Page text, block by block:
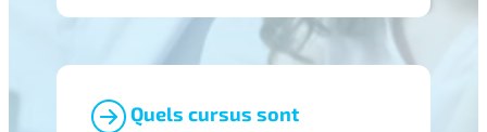
Quels cursus sont